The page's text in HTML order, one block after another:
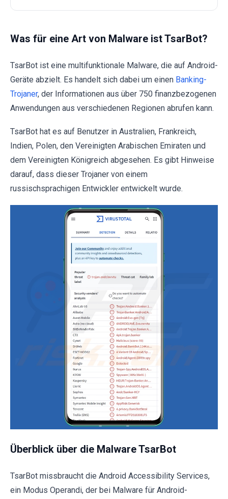
Was für eine Art von Malware ist TsarBot?
TsarBot ist eine multifunktionale Malware, die auf Android-
Geräte abzielt. Es handelt sich dabei um einen Banking-
Trojaner, der Informationen aus über 750 finanzbezogenen
Anwendungen aus verschiedenen Regionen abrufen kann.
TsarBot hat es auf Benutzer in Australien, Frankreich,
Indien, Polen, den Vereinigten Arabischen Emiraten und
dem Vereinigten Königreich abgesehen. Es gibt Hinweise
darauf, dass dieser Trojaner von einem
russischsprachigen Entwickler entwickelt wurde.
Überblick über die Malware TsarBot
TsarBot missbraucht die Android Accessibility Services,
ein Modus Operandi, der bei Malware für Android-